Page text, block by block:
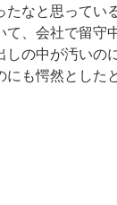
なと思ってい
、会社で留守
の中が汚いの
も愕然とした